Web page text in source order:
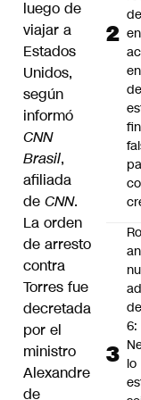
luego de
viajar a
Estados
Unidos,
según
informó
CNN
Brasil,
afiliada
de CNN.
La orden
de arresto
contra
Torres fue
decretada
por el
ministro
Alexandre
de
de
6:
lo